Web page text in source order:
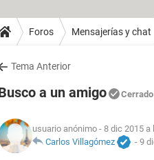
Foros Mensajerías y chat
Tema Anterior
a un amigo Cerrado
usuario anónimo - 8 dic 2015 a
Carlos Villagómez
- 9